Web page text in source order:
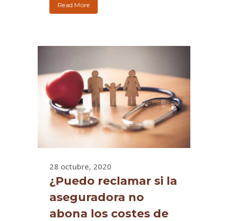
Read More
28 octubre, 2020
¿Puedo reclamar si la
aseguradora no
abona los costes de